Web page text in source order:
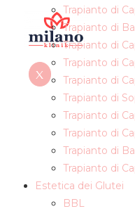
X
Trapianto di
Trapianto di
Trapianto di
Trapianto di
Trapianto di
Trapianto di
Trapianto di
Trapianto di
Trapianto di
Trapianto di
Estetica dei Glutei
BBL